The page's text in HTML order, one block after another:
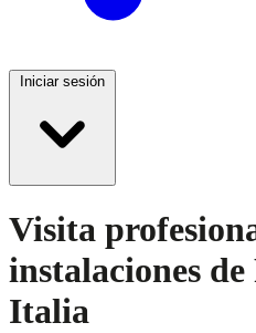
Iniciar sesión
Visita
instalaciones
Italia